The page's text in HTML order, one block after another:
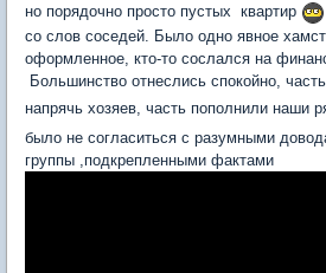
но порядочно просто пустых квартир
со слов соседей. Было одно явное
оформленное, кто-то сослался на
Большинство отнеслись спокойно,
напрячь хозяев, часть пополнили наши
было не согласиться с разумными
группы ,подкрепленными фактами